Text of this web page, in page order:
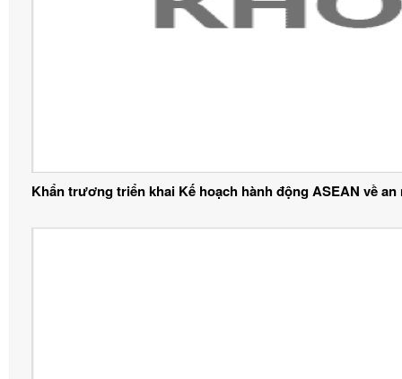
Khẩn trương triển khai Kế hoạch hành động ASEAN về